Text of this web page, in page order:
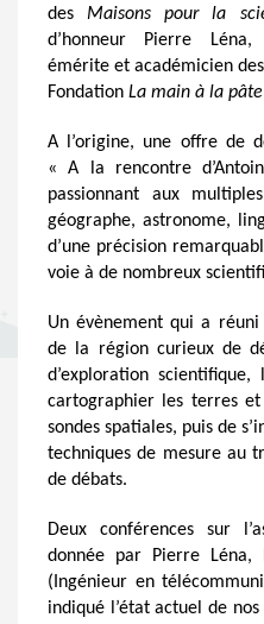
desMaisons pour la
d’honneur Pierre Léna,
émérite et académicien
Fondation La main à la pâte
A l’origine, une offre de
« A la rencontre
passionnant aux
géographe, astronome,
d’une précision
voie à de nombreux
Un évènement qui a réuni
de la région curieux de
d’exploration
cartographier les terres et
sondes spatiales, puis de
techniques de mesure au
de débats.
Deux conférences sur
donnée par Pierre Léna,
(Ingénieur en
indiqué l’état actuel de